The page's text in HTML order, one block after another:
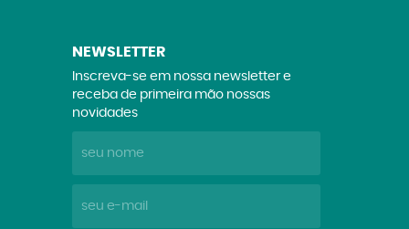
NEWSLETTER
Inscreva-se em nossa newsletter e
receba de primeira mão nossas
novidades